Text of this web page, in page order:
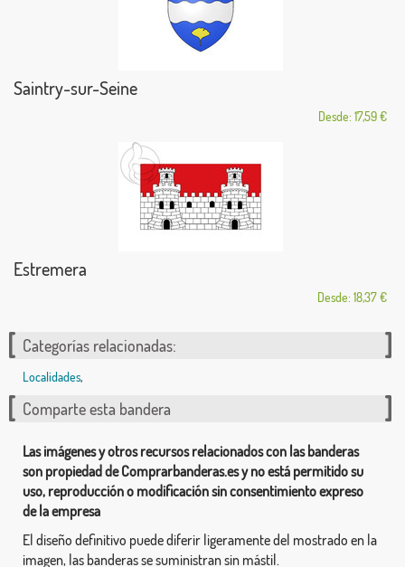
Saintry-sur-Seine
Desde: 17,59 €
Estremera
Desde: 18,37 €
Categorías relacionadas:
Localidades,
Comparte esta bandera
Las imágenes y otros recursos relacionados con las banderas
son propiedad de Comprarbanderas.es y no está permitido su
uso, reproducción o modificación sin consentimiento expreso
de la empresa
El diseño definitivo puede diferir ligeramente del mostrado en la
imagen, las banderas se suministran sin mástil.